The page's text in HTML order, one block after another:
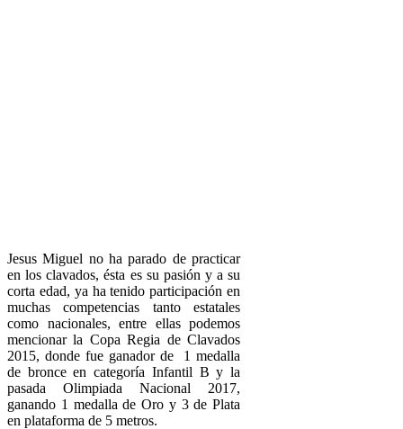
Jesus Miguel no ha parado de practicar
en los clavados, ésta es su pasión y a su
corta edad, ya ha tenido participación en
muchas competencias tanto estatales
como nacionales, entre ellas podemos
mencionar la Copa Regia de Clavados
2015, donde fue ganador de 1 medalla
de bronce en categoría Infantil B y la
pasada Olimpiada Nacional 2017,
ganando 1 medalla de Oro y 3 de Plata
en plataforma de 5 metros.